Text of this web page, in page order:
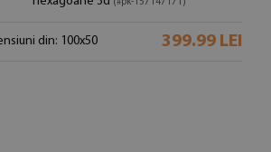
(#pk-157147171)
din: 100x50 399.99 LEI